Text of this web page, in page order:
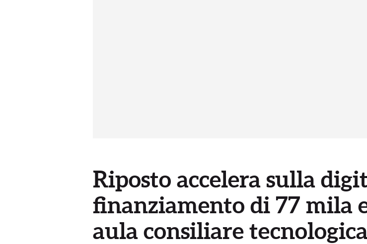
Riposto accelera sulla
finanziamento di 77 mila
aula consiliare